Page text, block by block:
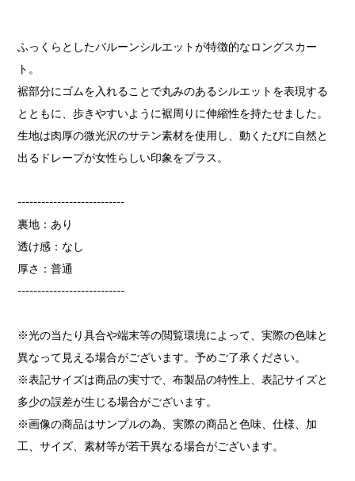
ふっくらとしたバルーンシルエットが特徴的なロングスカー
ト。
裾部分にゴムを入れることで丸みのあるシルエットを表現する
とともに、歩きやすいように裾周りに伸縮性を持たせました。
生地は肉厚の微光沢のサテン素材を使用し、動くたびに自然と
出るドレープが女性らしい印象をプラス。
---------------------------
裏地：あり
透け感：なし
厚さ：普通
---------------------------
※光の当たり具合や端末等の閲覧環境によって、実際の色味と
異なって見える場合がございます。予めご了承ください。
※表記サイズは商品の実寸で、布製品の特性上、表記サイズと
多少の誤差が生じる場合がございます。
※画像の商品はサンプルの為、実際の商品と色味、仕様、加
工、サイズ、素材等が若干異なる場合がございます。